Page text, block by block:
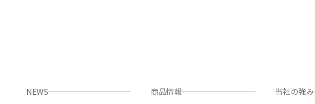
NEWS 商品情報 当社の強み